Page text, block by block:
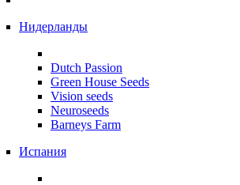
Нидерланды
Dutch Passion
Green House Seeds
Vision seeds
Neuroseeds
Barneys Farm
Испания